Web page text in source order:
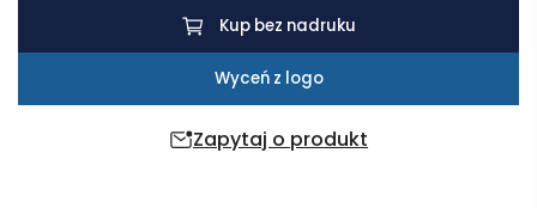
Zapytaj o produkt
Kup bez nadruku
Wyceń z logo